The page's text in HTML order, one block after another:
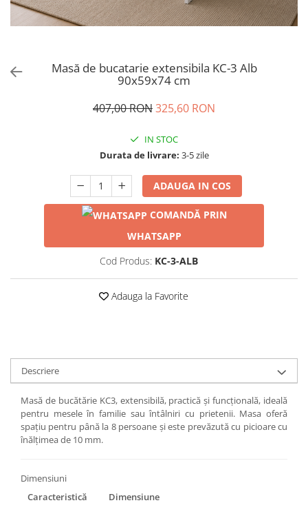
Masă de bucatarie extensibila KC-3 Alb
90x59x74 cm
407,00 RON325,60 RON
IN STOC
Durata de livrare: 3-5 zile
ADAUGA IN COS
COMANDĂ PRIN
WHATSAPP
Cod Produs: KC-3-ALB
Adauga la Favorite
Descriere
Masă de bucătărie KC3, extensibilă, practică și funcțională, ideală
pentru mesele în familie sau întâlniri cu prietenii. Masa oferă
spațiu pentru până la 8 persoane și este prevăzută cu picioare cu
înălțimea de 10 mm.
Dimensiuni
Caracteristică
Dimensiune